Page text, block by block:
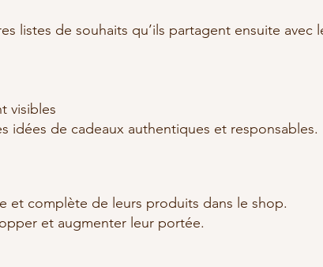
listes de souhaits qu’ils partagent ensuite avec
visibles
idées de cadeaux authentiques et responsables.
et complète de leurs produits dans le shop.
et augmenter leur portée.